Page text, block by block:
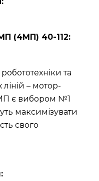
(4МП) 40-112:
та
– мотор-
є вибором №1
максимізувати
свого